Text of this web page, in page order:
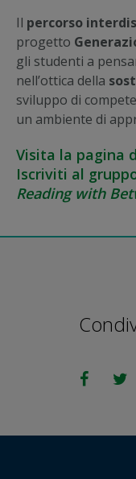
Il percorso
progetto
gli studenti a
nell’ottica della
sviluppo di
un ambiente di
Visita la pagina
Iscriviti al
Reading with